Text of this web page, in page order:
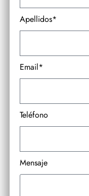
Apellidos*
Email*
Teléfono
Mensaje